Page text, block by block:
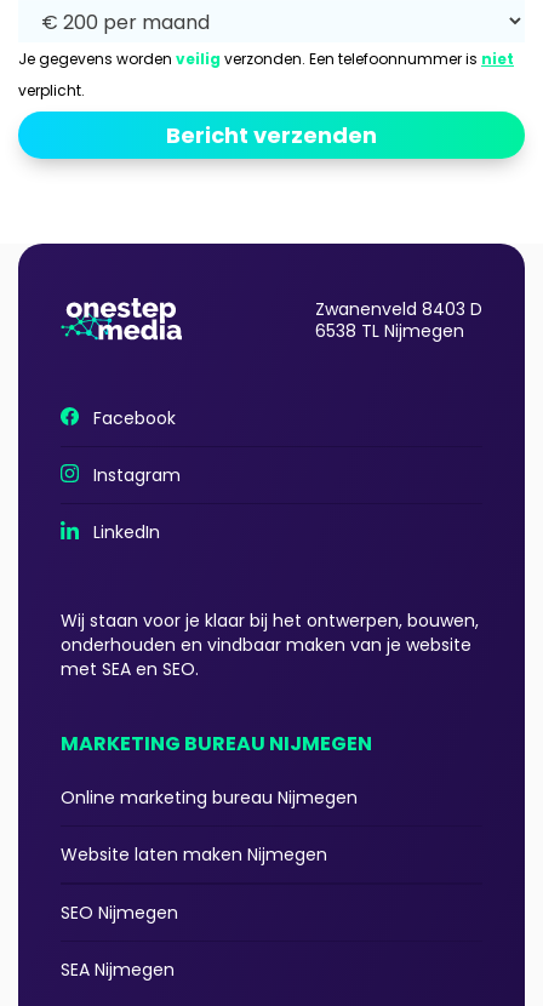
Je gegevens worden veiligverzonden. Een telefoonnummer is niet
verplicht.
Zwanenveld 8403 D
6538 TL Nijmegen
Facebook
Instagram
LinkedIn
Wij staan voor je klaar bij het ontwerpen, bouwen,
onderhouden en vindbaar maken van je website
met SEA en SEO.
MARKETING BUREAU NIJMEGEN
Online marketing bureau Nijmegen
Website laten maken Nijmegen
SEO Nijmegen
SEA Nijmegen